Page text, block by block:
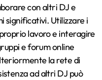
con altri DJ e
significativi. Utilizzare i
lavoro e interagire
e forum online
la rete di
ad altri DJ può